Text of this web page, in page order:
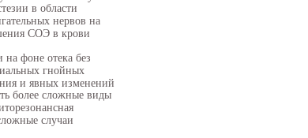
в области
нервов на
СОЭ в крови
на фоне отека без
гнойных
и явных изменений
более сложные виды
случаи